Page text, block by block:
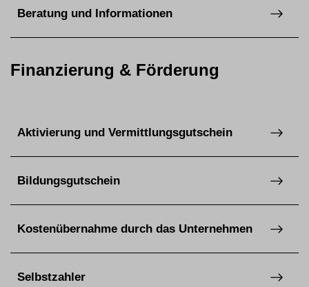
Beratung und Informationen
Finanzierung & Förderung
Aktivierung und Vermittlungsgutschein
Bildungsgutschein
Kostenübernahme durch das Unternehmen
Selbstzahler